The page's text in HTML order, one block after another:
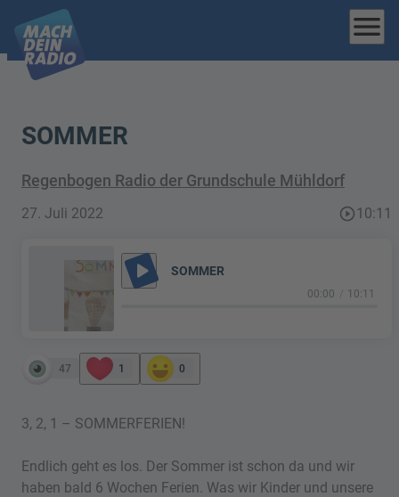
menu
SOMMER
Regenbogen Radio der Grundschule Mühldorf
27. Juli 2022 play_circle_outline10:11
play_arrow SOMMER
00:00 10:11
47 1 0
3, 2, 1 – SOMMERFERIEN!
Endlich geht es los. Der Sommer ist schon da und wir
haben bald 6 Wochen Ferien. Was wir Kinder und unsere